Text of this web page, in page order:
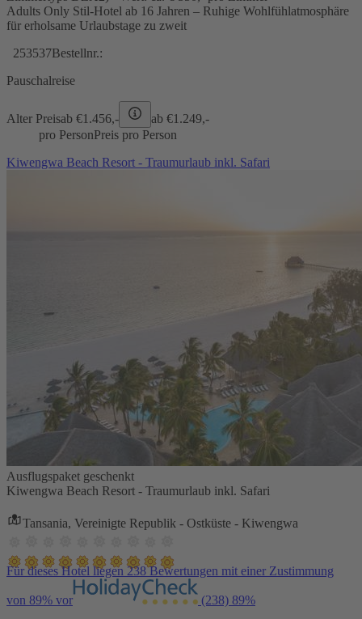
Adults Only Stil-Hotel ab 16 Jahren – Ruhige Wohlfühlatmosphäre
für erholsame Urlaubstage zu zweit
253537Bestellnr.:
Pauschalreise
Alter Preisab €1.456,- ab €1.249,-
pro PersonPreis pro Person
Kiwengwa Beach Resort - Traumurlaub inkl. Safari
Ausflugspaket geschenkt
Kiwengwa Beach Resort - Traumurlaub inkl. Safari
Tansania, Vereinigte Republik - Ostküste - Kiwengwa
Für dieses Hotel liegen 238 Bewertungen mit einer Zustimmung
von 89% vor (238) 89%